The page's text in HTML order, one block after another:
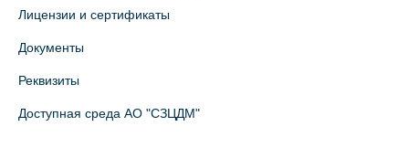
Лицензии и сертификаты
Документы
Реквизиты
Доступная среда АО "СЗЦДМ"